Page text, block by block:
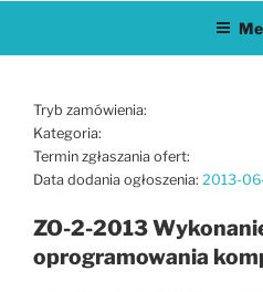
Tryb zamówienia:
Kategoria:
Termin zgłaszania ofert:
Data dodania ogłoszenia: 2013-
ZO-2-2013
oprogramowania